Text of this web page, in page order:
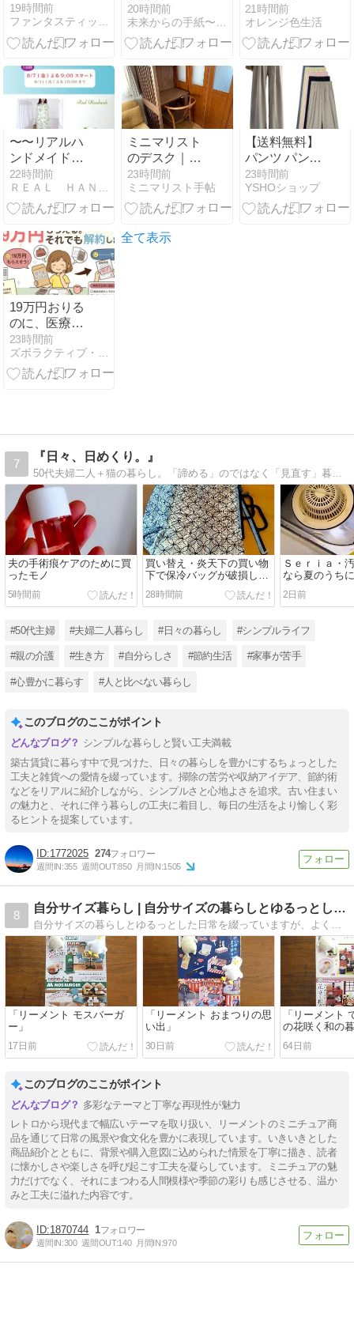
19時間前
ファンタスティック Night
20時間前
未来からの手紙〜そして、これから
製品詰め合わ
せ3,000円
分」/8/6の売
おやつ/ハート
形
21時間前
オレンジ色生活
〜〜リアルハ
ンドメイド。
明日のよる９
時よりリミテ
ッドセールを
す。
22時間前
ＲＥＡＬ ＨＡＮＤＭＡＤＥ -Ｂｌｏｇ-
ミニマリスト
のデスク｜余
白が生まれ
る、小さなワ
ークスペース
23時間前
ミニマリスト手帖
【送料無料】
パンツ パンツ
春夏 イージー
ワイドパンツ
レディース ボ
23時間前
YSHOショップ
19万円おりる
のに、医療保
険を解約する
タイミングの
話
23時間前
ズボラクティブ・ライフ｜リノベ団地×子育て×ミニマリスト挑戦
全て表示
7
『日々、日めくり。』
50代夫婦二人＋猫の暮らし。「諦める」のではなく「見直す」暮らしで自分らしく笑って過ごしたい。ご訪問お待ちしています♪
夫の手術痕ケアのために買
ったモノ
5時間前
買い替え・炎天下の買い物
下で保冷バッグが破損し
て・・
28時間前
Ｓｅｒｉａ・
なら夏のうち
2日前
#50代主婦 #夫婦二人暮らし #日々の暮らし #シンプルライフ
#親の介護 #生き方 #自分らしさ #節約生活 #家事が苦手
#心豊かに暮らす #人と比べない暮らし
このブログのここがポイント
シンプルな暮らしと賢い工夫満載
築古賃貸に暮らす中で見つけた、日々の暮らしを豊かにするちょっとした
工夫と雑貨への愛情を綴っています。掃除の苦労や収納アイデア、節約術
などをリアルに紹介しながら、シンプルさと心地よさを追求。古い住まい
の魅力と、それに伴う暮らしの工夫に着目し、毎日の生活をより愉しく彩
るヒントを提案しています。
1772025 274
週間IN:355 週間OUT:850 月間IN:1505
8
自分サイズ暮らし | 自分サイズの暮らしとゆるっとした…
自分サイズの暮らしとゆるっとした日常を綴っていますが、よく食ブログ化します
「リーメント モスバーガ
ー」
17日前
「リーメント おまつりの思
い出」
30日前
「リーメント
の花咲く和の
64日前
このブログのここがポイント
多彩なテーマと丁寧な再現性が魅力
レトロから現代まで幅広いテーマを取り扱い、リーメントのミニチュア商
品を通じて日常の風景や食文化を豊かに表現しています。いきいきとした
商品紹介とともに、背景や購入意図に込められた情景を丁寧に描き、読者
に懐かしさや楽しさを呼び起こす工夫を凝らしています。ミニチュアの魅
力だけでなく、それにまつわる人間模様や季節の彩りも感じさせる、温か
みと工夫に溢れた内容です。
1870744 1
週間IN:300 週間OUT:140 月間IN:970